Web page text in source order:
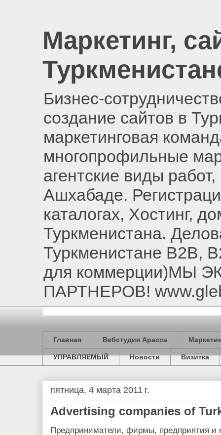
Маркетинг,
Бизнес-
создание сайтов в
маркетинговая
многопрофильные
агентские виды
Ашхабаде.
каталогах, Хостинг,
Туркменистана.
Туркменистане B2B,
для коммерции)МЫ
ПАРТНЕРОВ!
Главная Вебстудия Арасса
УПРАВЛЯЕМЫЙ Новости Визитка
пятница, 4 марта 2011 г.
Advertising companies of
Предприниматели, фирмы, предприятия и